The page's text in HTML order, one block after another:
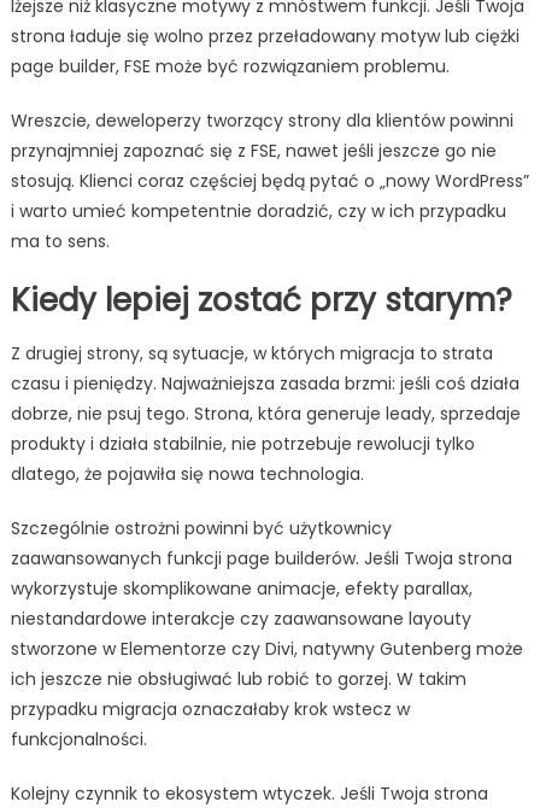
lżejsze niż klasyczne motywy z mnóstwem funkcji. Jeśli Twoja
strona ładuje się wolno przez przeładowany motyw lub ciężki
page builder, FSE może być rozwiązaniem problemu.
Wreszcie, deweloperzy tworzący strony dla klientów powinni
przynajmniej zapoznać się z FSE, nawet jeśli jeszcze go nie
stosują. Klienci coraz częściej będą pytać o „nowy WordPress”
i warto umieć kompetentnie doradzić, czy w ich przypadku
ma to sens.
Kiedy lepiej zostać przy starym?
Z drugiej strony, są sytuacje, w których migracja to strata
czasu i pieniędzy. Najważniejsza zasada brzmi: jeśli coś działa
dobrze, nie psuj tego. Strona, która generuje leady, sprzedaje
produkty i działa stabilnie, nie potrzebuje rewolucji tylko
dlatego, że pojawiła się nowa technologia.
Szczególnie ostrożni powinni być użytkownicy
zaawansowanych funkcji page builderów. Jeśli Twoja strona
wykorzystuje skomplikowane animacje, efekty parallax,
niestandardowe interakcje czy zaawansowane layouty
stworzone w Elementorze czy Divi, natywny Gutenberg może
ich jeszcze nie obsługiwać lub robić to gorzej. W takim
przypadku migracja oznaczałaby krok wstecz w
funkcjonalności.
Kolejny czynnik to ekosystem wtyczek. Jeśli Twoja strona